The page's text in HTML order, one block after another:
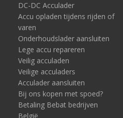
DC-DC Acculader
Accu opladen tijdens rijden of
varen
Onderhoudslader aansluiten
Lege accu repareren
Veilig acculaden
Veilige acculaders
Acculader aansluiten
Bij ons kopen met spoed?
Betaling Bebat bedrijven
België